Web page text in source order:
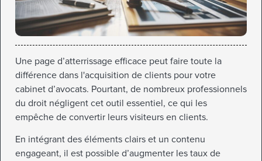
Une page d’atterrissage efficace peut faire toute la
différence dans l'acquisition de clients pour votre
cabinet d’avocats. Pourtant, de nombreux professionnels
du droit négligent cet outil essentiel, ce qui les
empêche de convertir leurs visiteurs en clients.
En intégrant des éléments clairs et un contenu
engageant, il est possible d’augmenter les taux de